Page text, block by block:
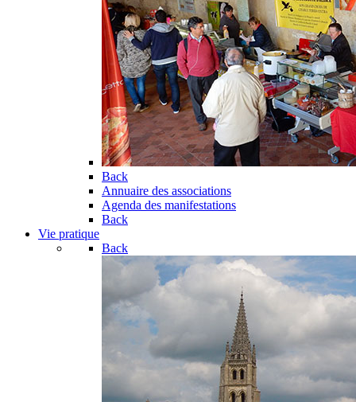
Back
Annuaire des associations
Agenda des manifestations
Back
Vie pratique
Back